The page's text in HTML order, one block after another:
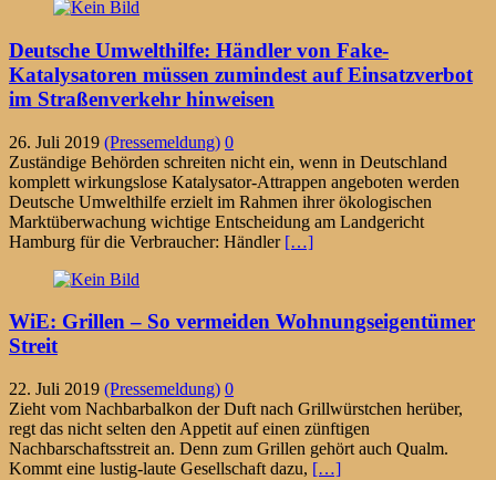
Deutsche Umwelthilfe: Händler von Fake-
Katalysatoren müssen zumindest auf Einsatzverbot
im Straßenverkehr hinweisen
26. Juli 2019 (Pressemeldung) 0
Zuständige Behörden schreiten nicht ein, wenn in Deutschland
komplett wirkungslose Katalysator-Attrappen angeboten werden
Deutsche Umwelthilfe erzielt im Rahmen ihrer ökologischen
Marktüberwachung wichtige Entscheidung am Landgericht
Hamburg für die Verbraucher: Händler […]
WiE: Grillen – So vermeiden Wohnungseigentümer
Streit
22. Juli 2019 (Pressemeldung) 0
Zieht vom Nachbarbalkon der Duft nach Grillwürstchen herüber,
regt das nicht selten den Appetit auf einen zünftigen
Nachbarschaftsstreit an. Denn zum Grillen gehört auch Qualm.
Kommt eine lustig-laute Gesellschaft dazu, […]